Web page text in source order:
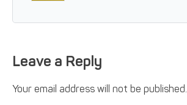
Leave a Reply
Your email address will not be published.